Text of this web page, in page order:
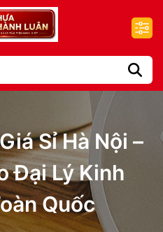
Sỉ Hà Nội –
Đại Lý Kinh
Quốc